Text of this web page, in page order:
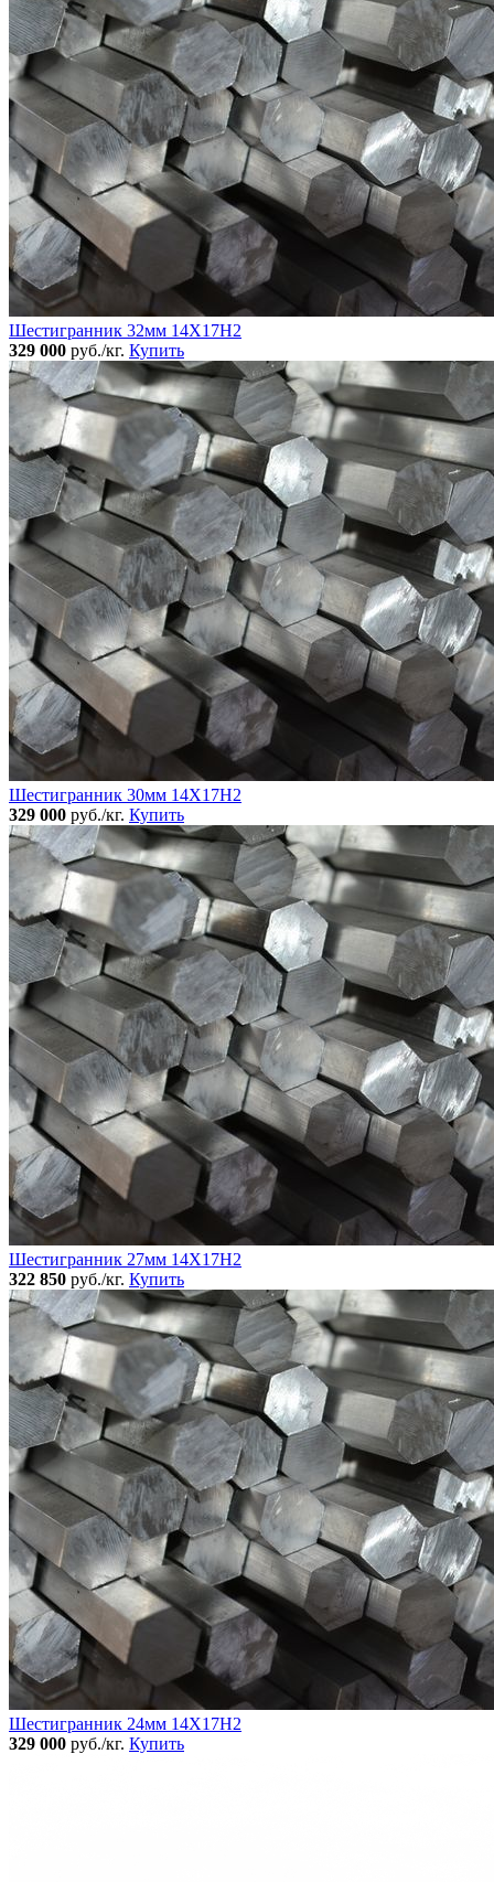
Шестигранник 32мм 14Х17Н2
329 000 руб./кг. Купить
Шестигранник 30мм 14Х17Н2
329 000 руб./кг. Купить
Шестигранник 27мм 14Х17Н2
322 850 руб./кг. Купить
Шестигранник 24мм 14Х17Н2
329 000 руб./кг. Купить